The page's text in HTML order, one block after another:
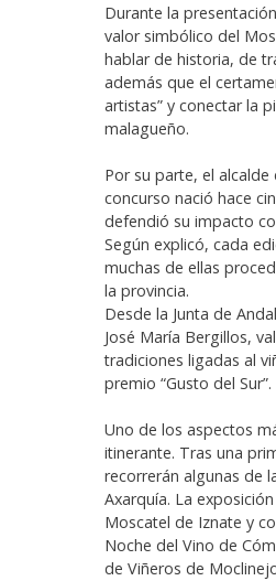
Durante la
valor simbólico del
hablar de historia, de
además que el
artistas” y conectar la
malagueño.
Por su parte, el
concurso nació hace
defendió su impacto
Según explicó, cada
muchas de ellas
la provincia.
Desde la Junta de
José María Bergillos,
tradiciones ligadas al
premio “Gusto del Sur”.
Uno de los aspectos
itinerante. Tras una
recorrerán algunas de
Axarquía. La
Moscatel de Iznate y
Noche del Vino de
de Viñeros de